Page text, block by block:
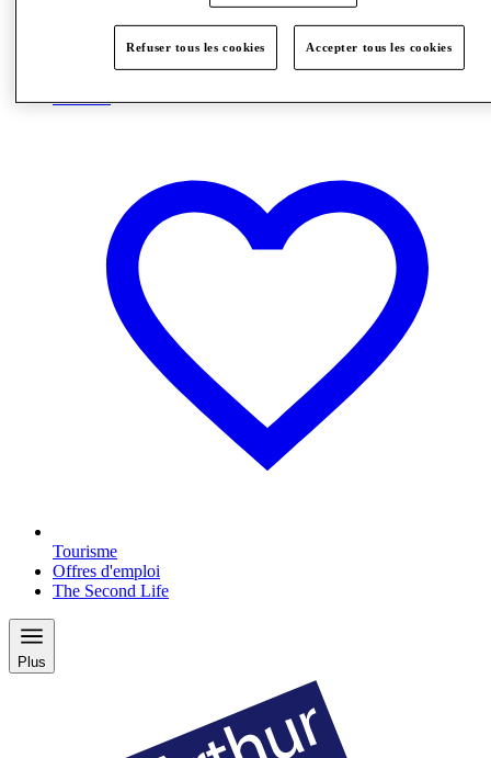
Restaurants
Services
Tourisme
Offres d'emploi
The Second Life
Plus
Refuser tous les cookies Accepter tous les cookies